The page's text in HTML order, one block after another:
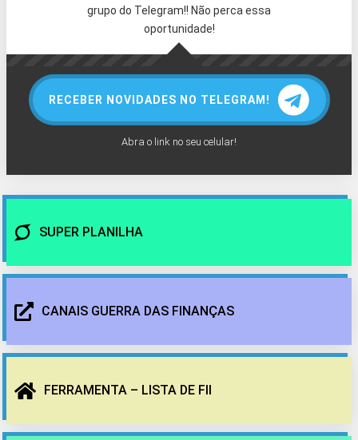
grupo do Telegram!! Não perca essa
oportunidade!
RECEBER NOVIDADES NO TELEGRAM!
Abra o link no seu celular!
SUPER PLANILHA
CANAIS GUERRA DAS FINANÇAS
FERRAMENTA – LISTA DE FII